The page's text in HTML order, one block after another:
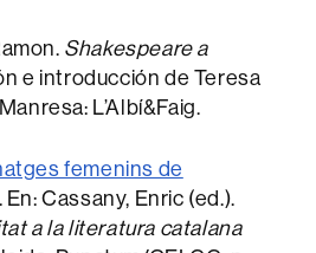
Shakespeare a
e introducción de Teresa
L’Albí&Faig.
femenins de
. En: Cassany, Enric (ed.).
a la literatura catalana